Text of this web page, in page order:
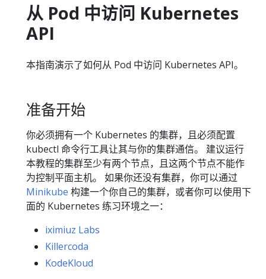
从 Pod 中访问 Kubernetes
API
本指南演示了如何从 Pod 中访问 Kubernetes API。
准备开始
你必须拥有一个 Kubernetes 的集群，且必须配置
kubectl 命令行工具让其与你的集群通信。 建议运行
本教程的集群至少有两个节点，且这两个节点不能作
为控制平面主机。 如果你还没有集群，你可以通过
Minikube 构建一个你自己的集群，或者你可以使用下
面的 Kubernetes 练习环境之一：
iximiuz Labs
Killercoda
KodeKloud